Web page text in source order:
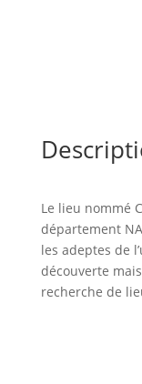
Le lieu nommé
département
les adeptes de
découverte
recherche de